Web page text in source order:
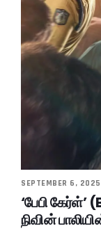
SEPTEMBER 6, 2025
‘பேபி கேர்ள்’
நிவின்